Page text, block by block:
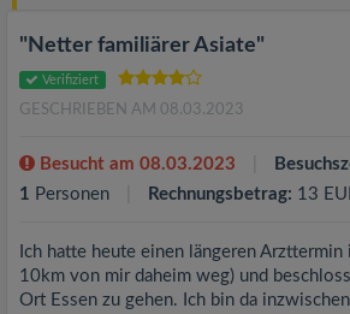
"Netter familiärer Asiate"
Verifiziert
GESCHRIEBEN AM 08.03.2023
Besucht am 08.03.2023
1 Personen Rechnungsbetrag: 13
Ich hatte heute einen längeren Arzttermin
10km von mir daheim weg) und
Ort Essen zu gehen. Ich bin da